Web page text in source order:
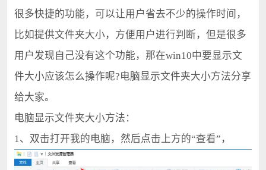
很多快捷的功能，可以让用户省去不少的操作时间，
比如提供文件夹大小，方便用户进行判断，但是很多
用户发现自己没有这个功能，那在win10中要显示文
件大小应该怎么操作呢?电脑显示文件夹大小方法分享
给大家。
电脑显示文件夹大小方法：
1、双击打开我的电脑，然后点击上方的“查看”，